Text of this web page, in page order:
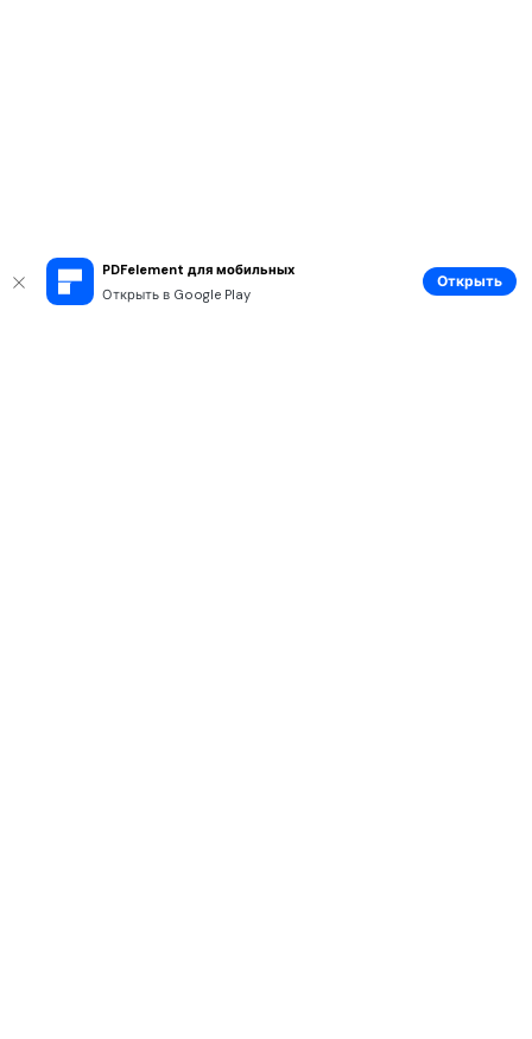
PDFelement для мобильных
Открыть в Google Play
Открыть